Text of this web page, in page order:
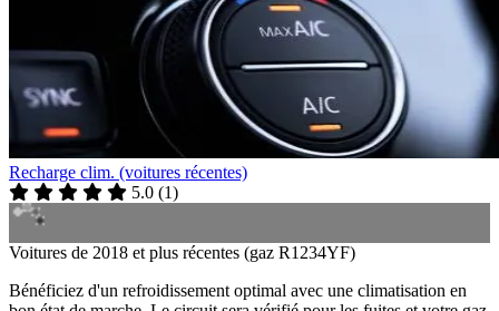
Recharge clim. (voitures récentes)
5.0 (1)
Voitures de 2018 et plus récentes (gaz R1234YF)
Bénéficiez d'un refroidissement optimal avec une climatisation en